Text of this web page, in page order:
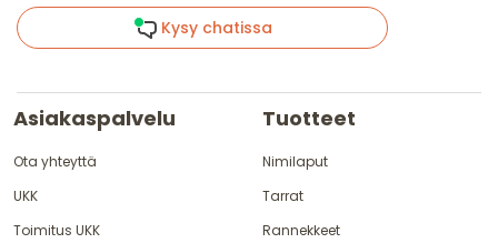
Kysy chatissa
Asiakaspalvelu
Ota yhteyttä
UKK
Toimitus UKK
Tuotteet
Nimilaput
Tarrat
Rannekkeet